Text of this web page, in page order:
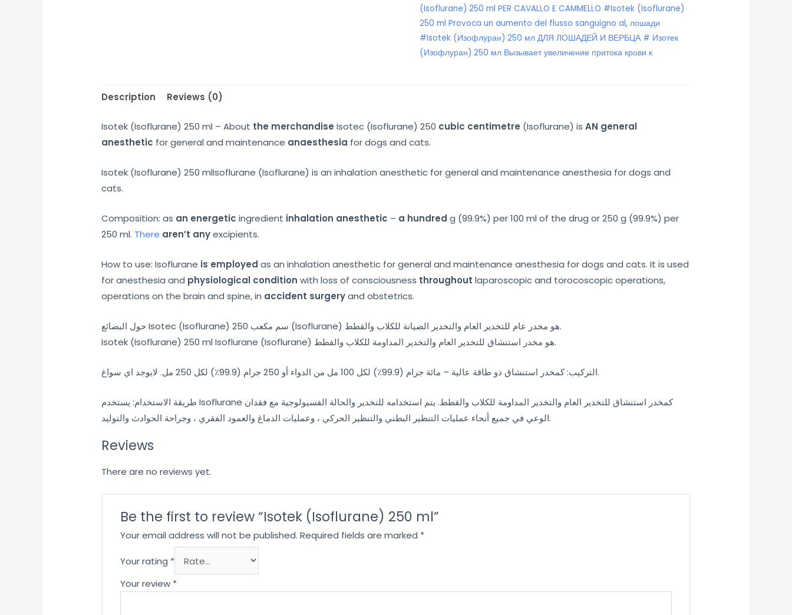
(Isoflurane) 250 ml PER CAVALLO E CAMMELLO #Isotek (Isoflurane)
250 ml Provoca un aumento del flusso sanguigno al, лошади
#Isotek (Изофлуран) 250 мл ДЛЯ ЛОШАДЕЙ И ВЕРБЦА # Изотек
(Изофлуран) 250 мл Вызывает увеличение притока крови к
Description Reviews (0)
Isotek (Isoflurane) 250 ml – About the merchandise Isotec (Isoflurane) 250 cubic centimetre (Isoflurane) isAN general
anesthetic for general and maintenance anaesthesia for dogs and cats.
Isotek (Isoflurane) 250 mlIsoflurane (Isoflurane) is an inhalation anesthetic for general and maintenance anesthesia for dogs and
cats.
Composition: as an energetic ingredient inhalation anesthetic – a hundred g (99.9%) per 100 ml of the drug or 250 g (99.9%) per
250 ml. There aren’t anyexcipients.
How to use: Isoflurane is employed as an inhalation anesthetic for general and maintenance anesthesia for dogs and cats. It is used
for anesthesia and physiological condition with loss of consciousness throughout laparoscopic and torocoscopic operations,
operations on the brain and spine, in accident surgeryand obstetrics.
حول البضائع Isotec (Isoflurane) 250 سم مكعب (Isoflurane) هو مخدر عام للتخدير العام والتخدير الصيانة للكلاب والقطط.
Isotek (Isoflurane) 250 ml Isoflurane (Isoflurane) هو مخدر استنشاق للتخدير العام والتخدير المداومة للكلاب والقطط.
التركيب: كمخدر استنشاق ذو طاقة عالية – مائة جرام (99.9٪) لكل 100 مل من الدواء أو 250 جرام (99.9٪) لكل 250 مل. لايوجد اي سواغ.
طريقة الاستخدام: يستخدم Isoflurane كمخدر استنشاق للتخدير العام والتخدير المداومة للكلاب والقطط. يتم استخدامه للتخدير والحالة الفسيولوجية مع فقدان
الوعي في جميع أنحاء عمليات التنظير البطني والتنظير الحركي ، وعمليات الدماغ والعمود الفقري ، وجراحة الحوادث والتوليد.
Reviews
There are no reviews yet.
Be the first to review “Isotek (Isoflurane) 250 ml”
Your email address will not be published. Required fields are marked *
Your rating *
Your review *